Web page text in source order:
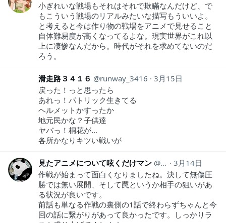
小ぎれいな戦場もそれはそれで欺瞞なんだけど、で
もこういう戦場のリアルみたいな描写もういいよ。
と考えると今は作り物の戦場をアニメで見せること
自体難易度が高くなってるよな。現実世界がこれ以
上に凄惨なんだから。時代がそれを求めてないのだ
ろう。
滑走路３４１６ runway_3416
3月15日
戻った！っと思ったら
あれっ！パトリック生きてる
ヘルメットかすったか
地元民かな？子供達
ヤバっ！桐花が…
各所かなりキツい戦いが
見たアニメについて呟くだけマン animeozy
3月14日
作戦が始まって面白くなりましたね。決して無傷圧
勝では無い展開、そして罠というか相手の狙いがあ
る状況が良いです。
前話も単なる作戦の裏側の1話で終わらずちゃんと今
回の話に繋がりがあって良かったです。しっかりラ